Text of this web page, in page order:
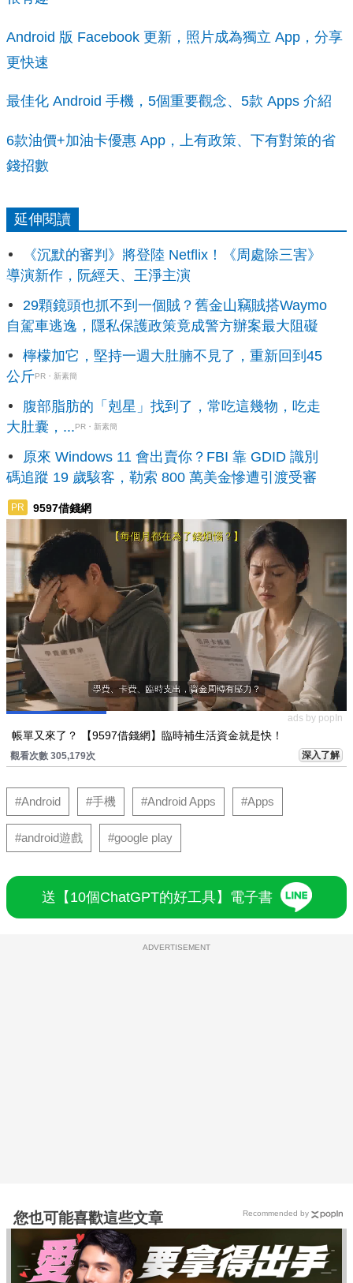
Android 版 Facebook 更新，照片成為獨立 App，分享
更快速
最佳化 Android 手機，5個重要觀念、5款 Apps 介紹
6款油價+加油卡優惠 App，上有政策、下有對策的省
錢招數
延伸閱讀
《沉默的審判》將登陸 Netflix！《周處除三害》
導演新作，阮經天、王淨主演
29顆鏡頭也抓不到一個賊？舊金山竊賊搭Waymo
自駕車逃逸，隱私保護政策竟成警方辦案最大阻礙
檸檬加它，堅持一週大肚腩不見了，重新回到45
公斤PR・新素簡
腹部脂肪的「剋星」找到了，常吃這幾物，吃走
大肚囊，...PR・新素簡
原來 Windows 11 會出賣你？FBI 靠 GDID 識別
碼追蹤 19 歲駭客，勒索 800 萬美金慘遭引渡受審
PR 9597借錢網
ads by popIn
帳單又來了？ 【9597借錢網】臨時補生活資金就是快！
觀看次數 305,179次 深入了解
#Android #手機 #Android Apps #Apps
#android遊戲 #google play
送【10個ChatGPT的好工具】電子書
ADVERTISEMENT
您也可能喜歡這些文章 Recommended by